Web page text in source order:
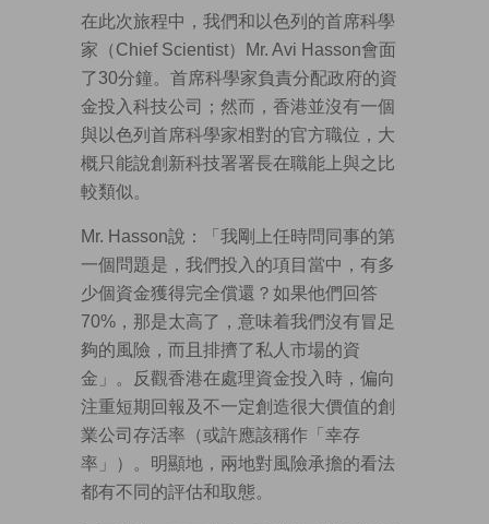
在此次旅程中，我們和以色列的首席科學
家（Chief Scientist）Mr. Avi Hasson會面
了30分鐘。首席科學家負責分配政府的資
金投入科技公司；然而，香港並沒有一個
與以色列首席科學家相對的官方職位，大
概只能說創新科技署署長在職能上與之比
較類似。
Mr. Hasson說：「我剛上任時問同事的第
一個問題是，我們投入的項目當中，有多
少個資金獲得完全償還？如果他們回答
70%，那是太高了，意味着我們沒有冒足
夠的風險，而且排擠了私人市場的資
金」。反觀香港在處理資金投入時，偏向
注重短期回報及不一定創造很大價值的創
業公司存活率（或許應該稱作「幸存
率」）。明顯地，兩地對風險承擔的看法
都有不同的評估和取態。